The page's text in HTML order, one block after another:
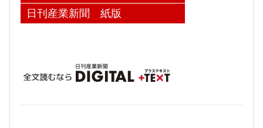
日刊産業新聞 紙版